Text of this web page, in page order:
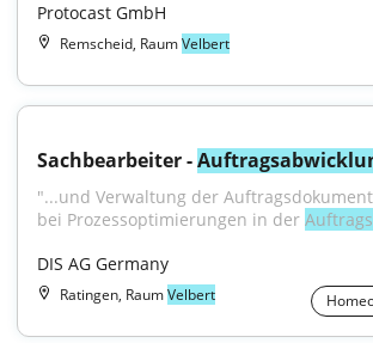
Protocast GmbH
Remscheid, RaumVelbert
Sachbearbeiter -
"...und Verwaltung der
bei Prozessoptimierungen in der
DIS AG Germany
Ratingen, RaumVelbert